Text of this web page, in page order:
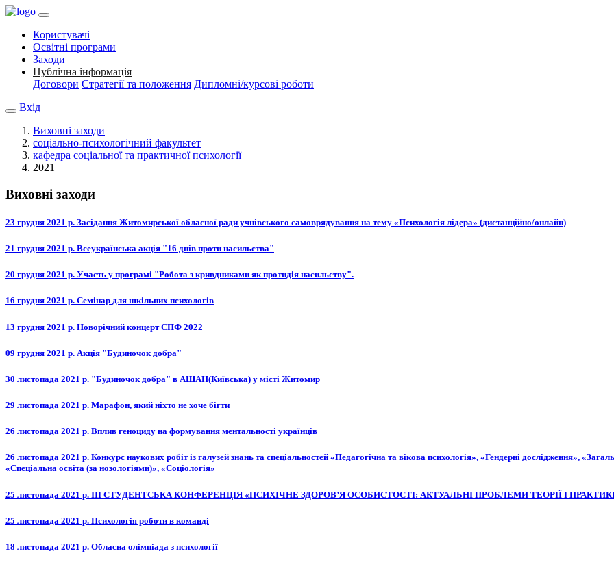
Користувачі
Освітні програми
Заходи
Публічна інформація
Договори Стратегії та положення Дипломні/курсові роботи
Вхід
Виховні заходи
соціально-психологічний факультет
кафедра соціальної та практичної психології
2021
Виховні заходи
23 грудня 2021 р. Засідання Житомирської обласної ради учнівського самоврядування на тему «Психологія лідера» (дистанційно/онлайн)
21 грудня 2021 р. Всеукраїнська акція "16 днів проти насильства"
20 грудня 2021 р. Участь у програмі "Робота з кривдниками як протидія насильству".
16 грудня 2021 р. Семінар для шкільних психологів
13 грудня 2021 р. Новорічний концерт СПФ 2022
09 грудня 2021 р. Акція "Будиночок добра"
30 листопада 2021 р. "Будиночок добра" в АШАН(Київська) у місті Житомир
29 листопада 2021 р. Марафон, який ніхто не хоче бігти
26 листопада 2021 р. Вплив геноциду на формування ментальності українців
26 листопада 2021 р. Конкурс наукових робіт із галузей знань та спеціальностей «Педагогічна та вікова психологія», «Гендерні дослідження»,
«Спеціальна освіта (за нозологіями)», «Соціологія»
25 листопада 2021 р. ІII СТУДЕНТСЬКА КОНФЕРЕНЦІЯ «ПСИХІЧНЕ ЗДОРОВ’Я ОСОБИСТОСТІ: АКТУАЛЬНІ ПРОБЛЕМИ ТЕОРІЇ І
25 листопада 2021 р. Психологія роботи в команді
18 листопада 2021 р. Обласна олімпіада з психології